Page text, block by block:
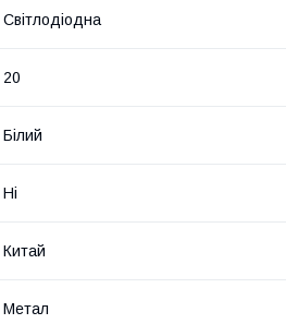
Світлодіодна
20
Білий
Ні
Китай
Метал